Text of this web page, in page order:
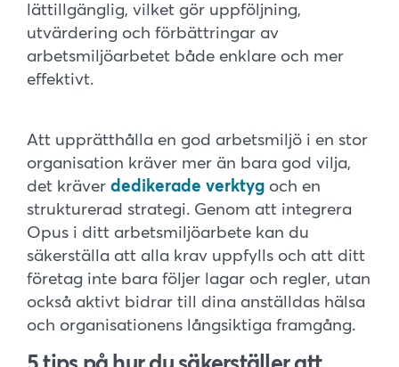
lättillgänglig, vilket gör uppföljning,
utvärdering och förbättringar av
arbetsmiljöarbetet både enklare och mer
effektivt.
Att upprätthålla en god arbetsmiljö i en stor
organisation kräver mer än bara god vilja,
det kräver dedikerade verktyg och en
strukturerad strategi. Genom att integrera
Opus i ditt arbetsmiljöarbete kan du
säkerställa att alla krav uppfylls och att ditt
företag inte bara följer lagar och regler, utan
också aktivt bidrar till dina anställdas hälsa
och organisationens långsiktiga framgång.